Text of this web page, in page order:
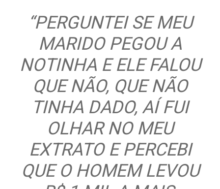
“PERGUNTEI SE MEU
MARIDO PEGOU A
NOTINHA E ELE FALOU
QUE NÃO, QUE NÃO
TINHA DADO, AÍ FUI
OLHAR NO MEU
EXTRATO E PERCEBI
QUE O HOMEM LEVOU